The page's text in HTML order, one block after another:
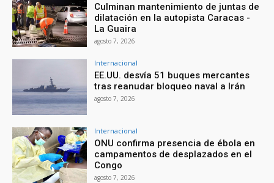
Culminan mantenimiento de juntas de
dilatación en la autopista Caracas -
La Guaira
agosto 7, 2026
Internacional
EE.UU. desvía 51 buques mercantes
tras reanudar bloqueo naval a Irán
agosto 7, 2026
Internacional
ONU confirma presencia de ébola en
campamentos de desplazados en el
Congo
agosto 7, 2026